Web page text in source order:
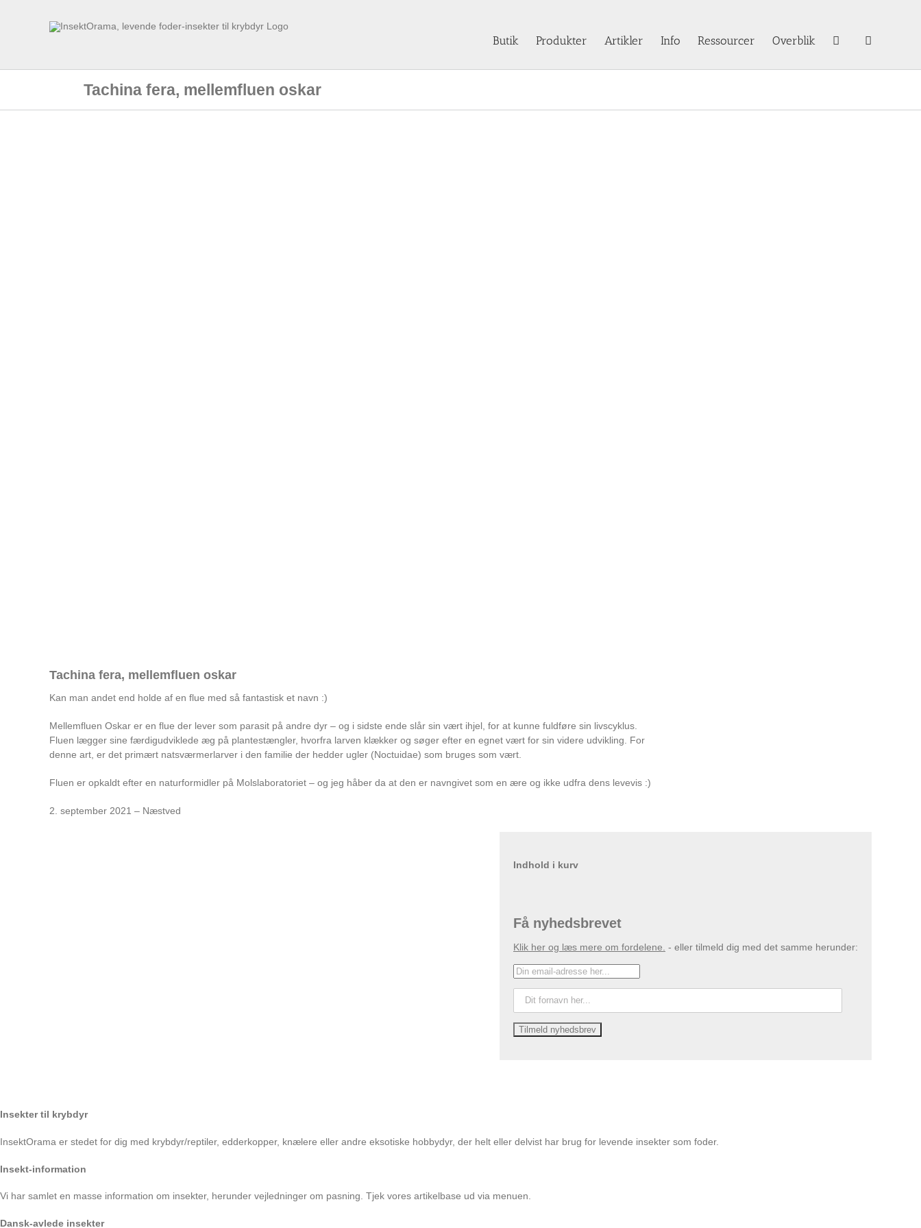
Butik Produkter Artikler Info Ressourcer Overblik
Tachina fera, mellemfluen oskar
Tachina fera, mellemfluen oskar
Kan man andet end holde af en flue med så fantastisk et navn :)
Mellemfluen Oskar er en flue der lever som parasit på andre dyr – og i sidste ende slår sin vært ihjel, for at kunne fuldføre sin livscyklus.
Fluen lægger sine færdigudviklede æg på plantestængler, hvorfra larven klækker og søger efter en egnet vært for sin videre udvikling. For
denne art, er det primært natsværmerlarver i den familie der hedder ugler (Noctuidae) som bruges som vært.
Fluen er opkaldt efter en naturformidler på Molslaboratoriet – og jeg håber da at den er navngivet som en ære og ikke udfra dens levevis :)
2. september 2021 – Næstved
Indhold i kurv
Få nyhedsbrevet
Klik her og læs mere om fordelene. - eller tilmeld dig med det samme herunder:
Insekter til krybdyr
InsektOrama er stedet for dig med krybdyr/reptiler, edderkopper, knælere eller andre eksotiske hobbydyr, der helt eller delvist har brug for levende insekter som foder.
Insekt-information
Vi har samlet en masse information om insekter, herunder vejledninger om pasning. Tjek vores artikelbase ud via menuen.
Dansk-avlede insekter